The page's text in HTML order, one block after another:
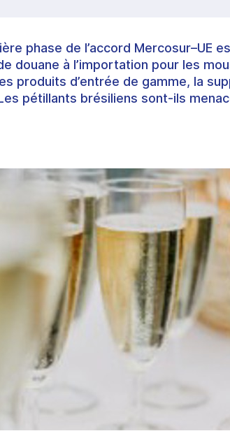
phase de l’accord Mercosur–UE
douane à l’importation pour les
produits d’entrée de gamme, la
pétillants brésiliens sont-ils